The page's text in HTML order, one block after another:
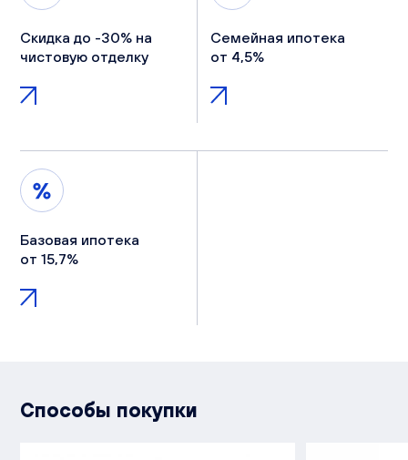
Скидка до -30% на
чистовую отделку
Семейная ипотека
от 4,5%
Базовая ипотека
от 15,7%
Способы покупки